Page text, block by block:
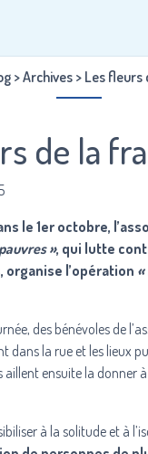
>Archives > Les
de la
le 1er octobre,
», qui lutte
organise l’opération
des bénévoles de
dans la rue et les lieux
aillent ensuite la donner
à la solitude et à